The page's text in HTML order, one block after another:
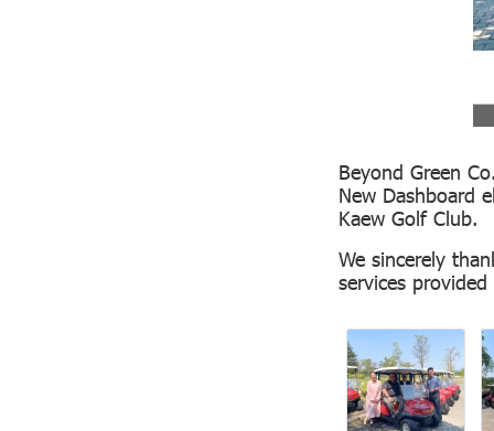
Beyond Green
New Dashboard
Kaew Golf Club.
We sincerely
services